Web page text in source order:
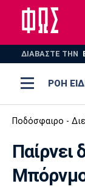
ΔΙΑΒΑΣΤΕ THN
ΡΟΗ
Super
Super
Μπάσκετ
Ελλάδα
Ποδόσφαιρο -
Παίρνει